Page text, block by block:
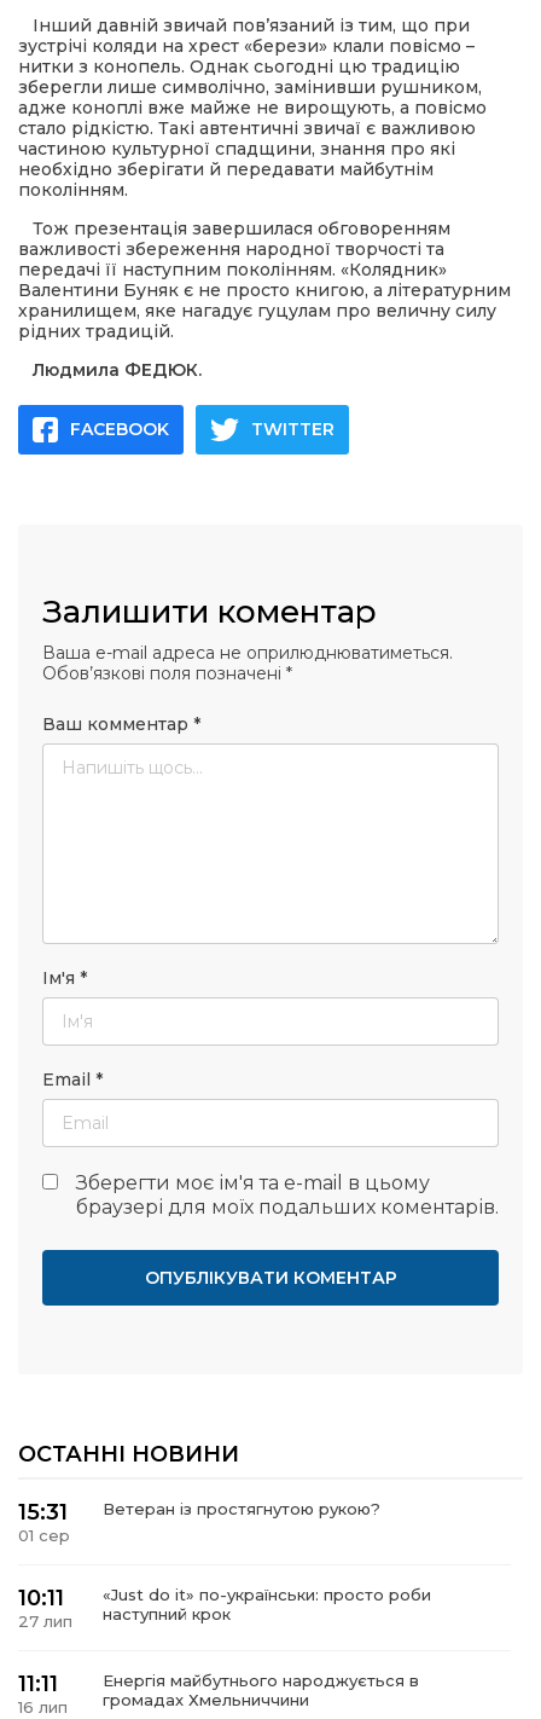
Інший давній звичай пов’язаний із тим, що при
зустрічі коляди на хрест «берези» клали повісмо –
нитки з конопель. Однак сьогодні цю традицію
зберегли лише символічно, замінивши рушником,
адже коноплі вже майже не вирощують, а повісмо
стало рідкістю. Такі автентичні звичаї є важливою
частиною культурної спадщини, знання про які
необхідно зберігати й передавати майбутнім
поколінням.
Тож презентація завершилася обговоренням
важливості збереження народної творчості та
передачі її наступним поколінням. «Колядник»
Валентини Буняк є не просто книгою, а літературним
хранилищем, яке нагадує гуцулам про величну силу
рідних традицій.
Людмила ФЕДЮК.
FACEBOOK TWITTER
Залишити коментар
Ваша e-mail адреса не оприлюднюватиметься.
Обов’язкові поля позначені *
Ваш комментар *
Ім'я *
Email *
Зберегти моє ім'я та e-mail в цьому
браузері для моїх подальших коментарів.
ОСТАННІ НОВИНИ
15:31
01 сер
Ветеран із простягнутою рукою?
10:11
27 лип
«Just do it» по-українськи: просто роби
наступний крок
11:11
16 лип
Енергія майбутнього народжується в
громадах Хмельниччини